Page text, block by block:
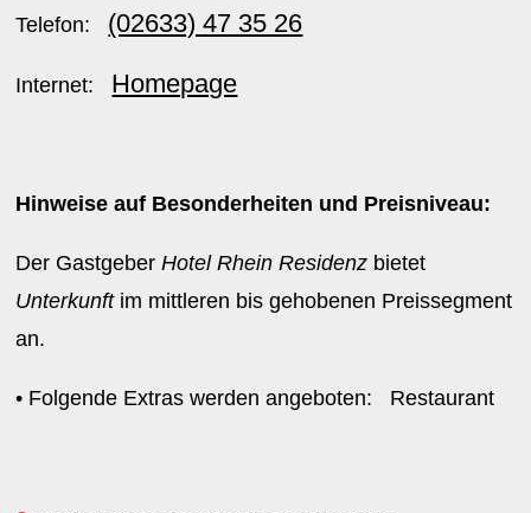
Telefon: (02633) 47 35 26
Internet: Homepage
Hinweise auf Besonderheiten und Preisniveau:
Der GastgeberHotel Rhein Residenz bietet
Unterkunftim mittleren bis gehobenen Preissegment
an.
• Folgende Extras werden angeboten: Restaurant